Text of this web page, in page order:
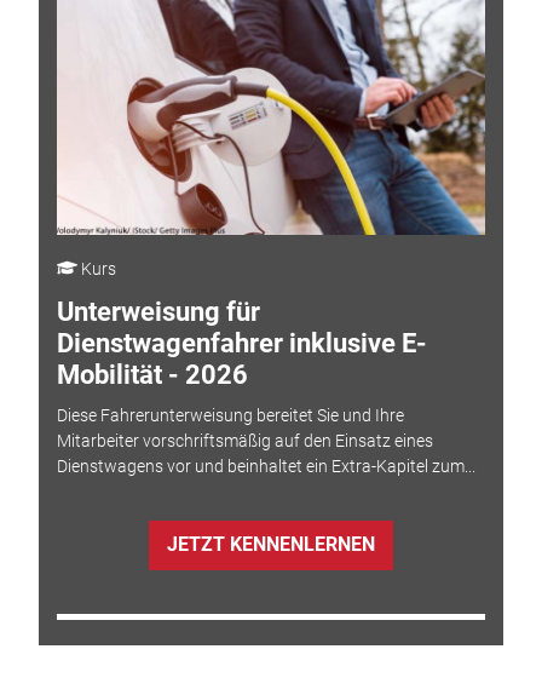
Kurs
Unterweisung für
Dienstwagenfahrer inklusive E-
Mobilität - 2026
Diese Fahrerunterweisung bereitet Sie und Ihre
Mitarbeiter vorschriftsmäßig auf den Einsatz eines
Dienstwagens vor und beinhaltet ein Extra-Kapitel zum...
JETZT KENNENLERNEN